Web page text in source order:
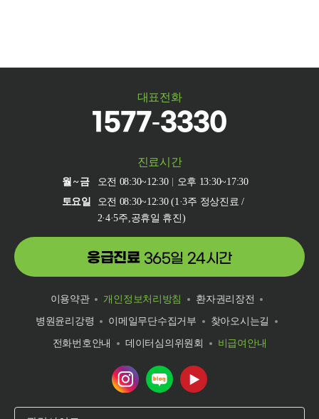
대표전화
1577-3330
진료시간
월~금 오전 08:30~12:30
오후 13:30~17:30
토요일
오전 08:30~12:30 (1·3주 정상진료 /
2·4·5주,공휴일 휴진)
응급진료 365일 24시간
이용약관 개인정보처리방침 환자권리장전
병원윤리강령 이메일무단수집거부 찾아오시는길
전화번호안내 데이터심의위원회 비급여안내
건양대학교병원 인스타그램 바로가기
건양대학교병원 네이버 블로그 바로
건양대학교병원 유튜브 바로